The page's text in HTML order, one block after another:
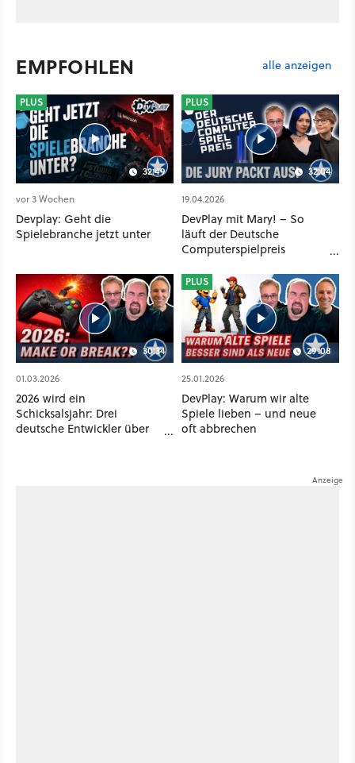
EMPFOHLEN alle anzeigen
32:49
PLUS
vor 3 Wochen
Devplay: Geht die
Spielebranche jetzt unter
32:04
PLUS
19.04.2026
DevPlay mit Mary! – So
läuft der Deutsche
Computerspielpreis
30:34
01.03.2026
2026 wird ein
Schicksalsjahr: Drei
deutsche Entwickler über
29:08
PLUS
25.01.2026
DevPlay: Warum wir alte
Spiele lieben – und neue
oft abbrechen